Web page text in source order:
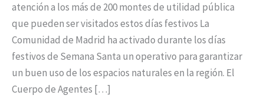
atención a los más de 200 montes de utilidad pública
que pueden ser visitados estos días festivos La
Comunidad de Madrid ha activado durante los días
festivos de Semana Santa un operativo para garantizar
un buen uso de los espacios naturales en la región. El
Cuerpo de Agentes […]